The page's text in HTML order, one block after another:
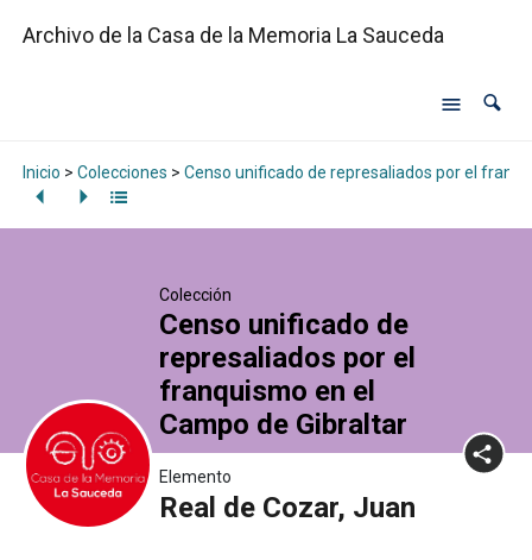
Archivo de la Casa de la Memoria La Sauceda
Inicio > Colecciones > Censo unificado de represaliados por el
Colección
Censo unificado de
represaliados por el
franquismo en el
Campo de Gibraltar
Elemento
Real de Cozar, Juan